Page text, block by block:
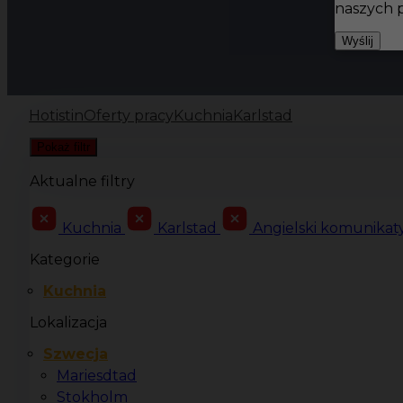
HotistinOferty pracy Kuchnia Karlstad
Pokaż filtr
Aktualne filtry
Kuchnia Karlstad
Angielski
Kategorie
Kuchnia
Lokalizacja
Szwecja
Mariesdtad
Stokholm
naszych
Wyślij